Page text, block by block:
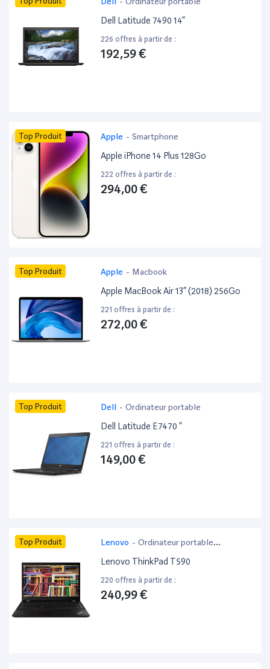
Dell Latitude 7490 14”
226 offres à partir de :
192,59 €
Top Produit Apple - Smartphone
Apple iPhone 14 Plus 128Go
222 offres à partir de :
294,00 €
Top Produit Apple - Macbook
Apple MacBook Air 13” (2018) 256Go
221 offres à partir de :
272,00 €
Top Produit Dell - Ordinateur portable
Dell Latitude E7470 ”
221 offres à partir de :
149,00 €
Top Produit Lenovo - Ordinateur portable
bureautique
Lenovo ThinkPad T590
220 offres à partir de :
240,99 €